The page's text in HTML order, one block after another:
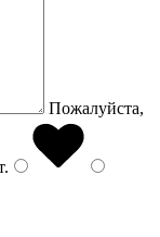
Пожалуйста,
.